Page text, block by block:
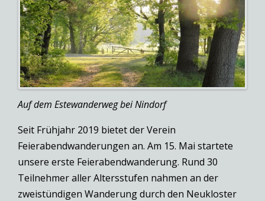
Auf dem Estewanderweg bei Nindorf
Seit Frühjahr 2019 bietet der Verein
Feierabendwanderungen an. Am 15. Mai startete
unsere erste Feierabendwanderung. Rund 30
Teilnehmer aller Altersstufen nahmen an der
zweistündigen Wanderung durch den Neukloster